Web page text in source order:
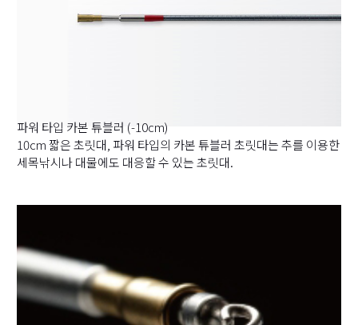
파워 타입 카본 튜블러 (-10cm)
10cm 짧은 초릿대, 파워 타입의 카본 튜블러 초릿대는 추를 이용한
세목낚시나 대물에도 대응할 수 있는 초릿대.